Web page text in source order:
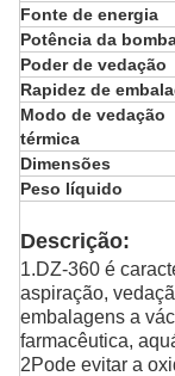
Fonte de energia
Potência da
Poder de vedação
Rapidez de
Modo de vedação
térmica
Dimensões
Peso líquido
Descrição:
1.DZ-360 é
aspiração,
embalagens a
farmacêutica,
2Pode evitar a